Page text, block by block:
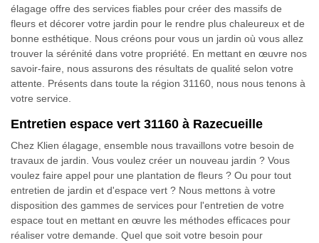
élagage offre des services fiables pour créer des massifs de
fleurs et décorer votre jardin pour le rendre plus chaleureux et de
bonne esthétique. Nous créons pour vous un jardin où vous allez
trouver la sérénité dans votre propriété. En mettant en œuvre nos
savoir-faire, nous assurons des résultats de qualité selon votre
attente. Présents dans toute la région 31160, nous nous tenons à
votre service.
Entretien espace vert 31160 à Razecueille
Chez Klien élagage, ensemble nous travaillons votre besoin de
travaux de jardin. Vous voulez créer un nouveau jardin ? Vous
voulez faire appel pour une plantation de fleurs ? Ou pour tout
entretien de jardin et d'espace vert ? Nous mettons à votre
disposition des gammes de services pour l'entretien de votre
espace tout en mettant en œuvre les méthodes efficaces pour
réaliser votre demande. Quel que soit votre besoin pour